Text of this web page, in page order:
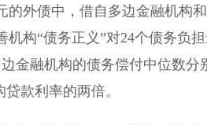
的外债中，借自多边金融机构
构“债务正义”对24个债务负
金融机构的债务偿付中位数分
款利率的两倍。